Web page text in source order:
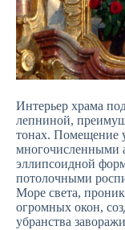
Интерьер храма
лепниной,
тонах. Помещение
многочисленными
эллипсоидной
потолочными
Море света,
огромных окон,
убранства